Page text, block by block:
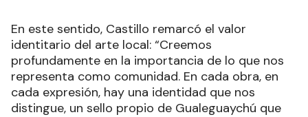
En este sentido, Castillo remarcó el valor
identitario del arte local: “Creemos
profundamente en la importancia de lo que nos
representa como comunidad. En cada obra, en
cada expresión, hay una identidad que nos
distingue, un sello propio de Gualeguaychú que